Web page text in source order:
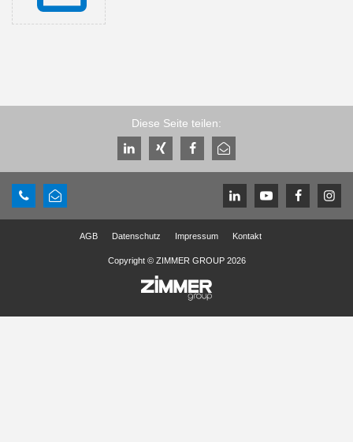
Diese Seite teilen:
AGB Datenschutz Impressum Kontakt
Copyright © ZIMMER GROUP 2026